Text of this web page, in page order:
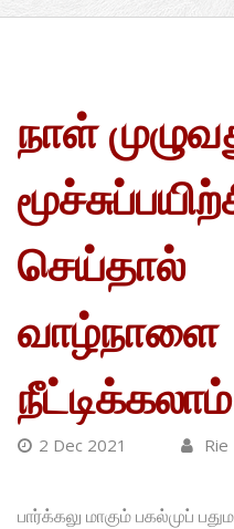
நாள்
செய்தால்
வாழ்நாளை
நீட்டிக்கலாம்
2 Dec 2021 Rie
பார்க்கலு மாகும் பகல்முப்